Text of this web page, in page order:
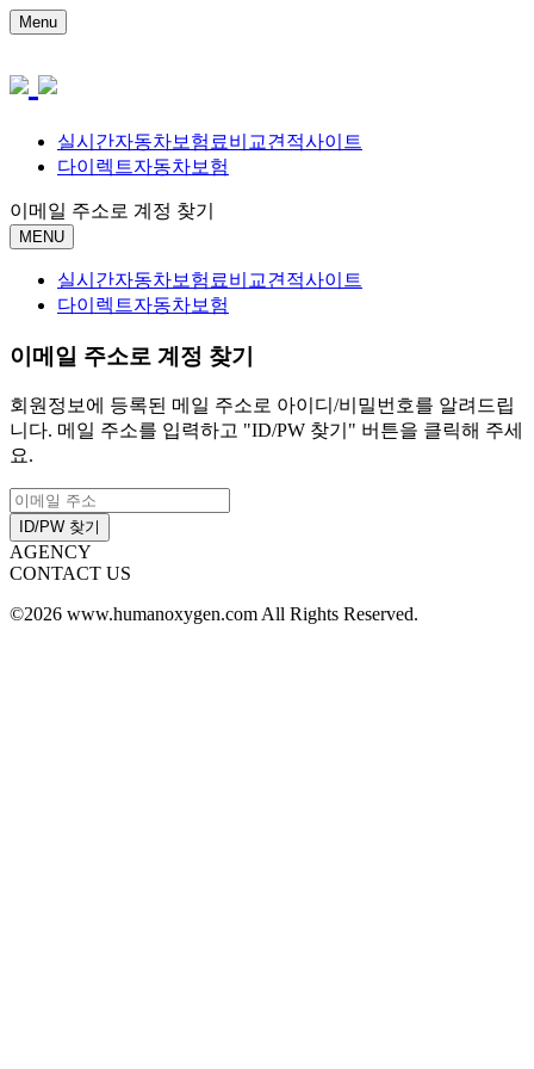
Menu
실시간자동차보험료비교견적사이트
다이렉트자동차보험
이메일 주소로 계정 찾기
MENU
실시간자동차보험료비교견적사이트
다이렉트자동차보험
이메일 주소로 계정 찾기
회원정보에 등록된 메일 주소로 아이디/비밀번호를 알려드립
니다. 메일 주소를 입력하고 "ID/PW 찾기" 버튼을 클릭해 주세
요.
AGENCY
CONTACT US
©2026 www.humanoxygen.com All Rights Reserved.